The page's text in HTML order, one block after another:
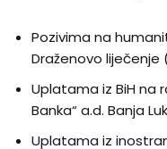
Pozivima na
Draženovo liječenje
Uplatama iz BiH na
Banka“ a.d. Banja
Uplatama iz